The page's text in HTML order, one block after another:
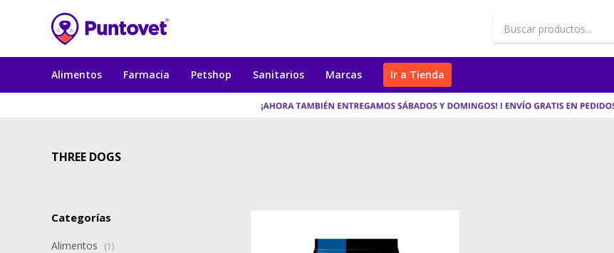
Alimentos Farmacia Petshop Sanitarios Marcas Ir a Tienda
THREE DOGS
Categorías
Alimentos (1)